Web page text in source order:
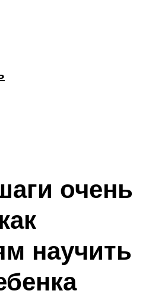
очень
научить